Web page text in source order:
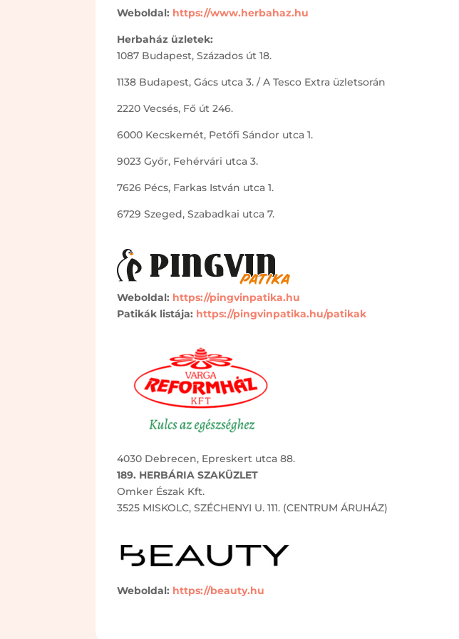
Weboldal: https://www.herbahaz.hu
Herbaház üzletek:
1087 Budapest, Százados út 18.
1138 Budapest, Gács utca 3. / A Tesco Extra üzletsorán
2220 Vecsés, Fő út 246.
6000 Kecskemét, Petőfi Sándor utca 1.
9023 Győr, Fehérvári utca 3.
7626 Pécs, Farkas István utca 1.
6729 Szeged, Szabadkai utca 7.
Weboldal: https://pingvinpatika.hu
Patikák listája: https://pingvinpatika.hu/patikak
4030 Debrecen, Epreskert utca 88.
189. HERBÁRIA SZAKÜZLET
Omker Észak Kft.
3525 MISKOLC, SZÉCHENYI U. 111. (CENTRUM ÁRUHÁZ)
Weboldal: https://beauty.hu